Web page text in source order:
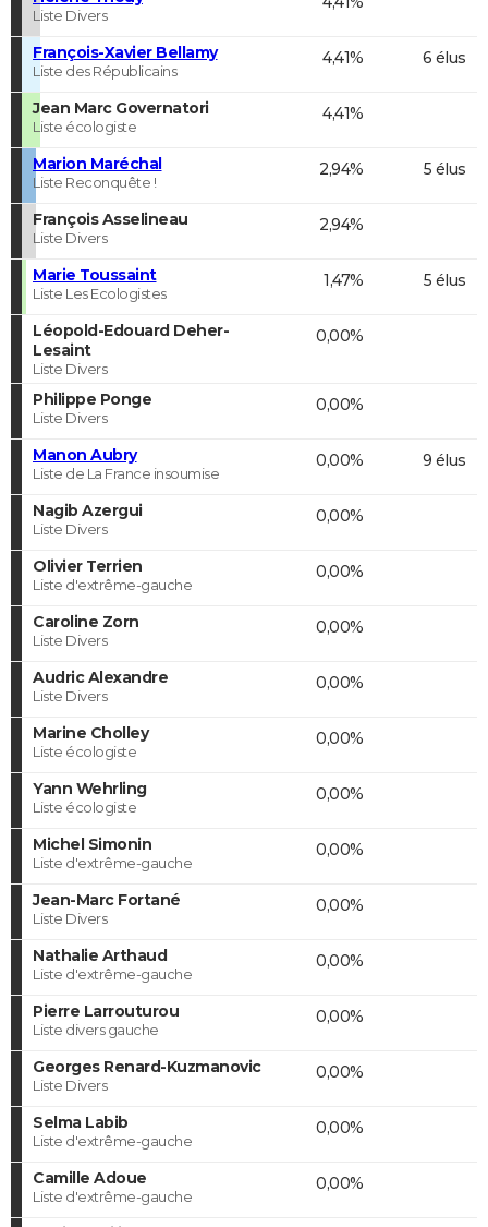
Liste Divers
François-Xavier Bellamy
Liste des Républicains
4,41% 6 élus
Jean Marc Governatori
Liste écologiste
4,41%
Marion Maréchal
Liste Reconquête !
2,94% 5 élus
François Asselineau
Liste Divers
2,94%
Marie Toussaint
Liste Les Ecologistes
1,47% 5 élus
Léopold-Edouard Deher-
Lesaint
Liste Divers
0,00%
Philippe Ponge
Liste Divers
0,00%
Manon Aubry
Liste de La France insoumise
0,00% 9 élus
Nagib Azergui
Liste Divers
0,00%
Olivier Terrien
Liste d'extrême-gauche
0,00%
Caroline Zorn
Liste Divers
0,00%
Audric Alexandre
Liste Divers
0,00%
Marine Cholley
Liste écologiste
0,00%
Yann Wehrling
Liste écologiste
0,00%
Michel Simonin
Liste d'extrême-gauche
0,00%
Jean-Marc Fortané
Liste Divers
0,00%
Nathalie Arthaud
Liste d'extrême-gauche
0,00%
Pierre Larrouturou
Liste divers gauche
0,00%
Georges Renard-Kuzmanovic
Liste Divers
0,00%
Selma Labib
Liste d'extrême-gauche
0,00%
Camille Adoue
Liste d'extrême-gauche
0,00%